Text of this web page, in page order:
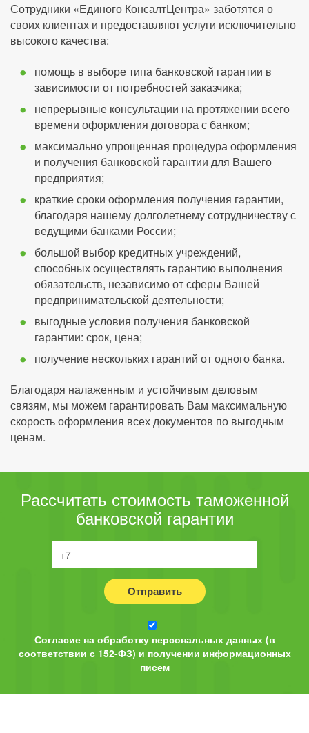
Сотрудники «Единого КонсалтЦентра» заботятся о
своих клиентах и предоставляют услуги исключительно
высокого качества:
помощь в выборе типа банковской гарантии в
зависимости от потребностей заказчика;
непрерывные консультации на протяжении всего
времени оформления договора с банком;
максимально упрощенная процедура оформления
и получения банковской гарантии для Вашего
предприятия;
краткие сроки оформления получения гарантии,
благодаря нашему долголетнему сотрудничеству с
ведущими банками России;
большой выбор кредитных учреждений,
способных осуществлять гарантию выполнения
обязательств, независимо от сферы Вашей
предпринимательской деятельности;
выгодные условия получения банковской
гарантии: срок, цена;
получение нескольких гарантий от одного банка.
Благодаря налаженным и устойчивым деловым
связям, мы можем гарантировать Вам максимальную
скорость оформления всех документов по выгодным
ценам.
Рассчитать стоимость таможенной
банковской гарантии
Отправить
Согласие на обработку персональных данных (в
соответствии с 152-ФЗ) и получении информационных
писем